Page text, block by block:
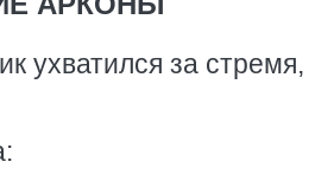
ухватился за стремя,